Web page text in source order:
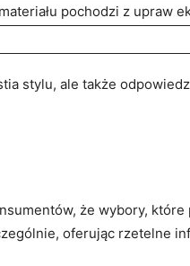
pochodzi z upraw
stylu, ale także
że wybory, które
oferując rzetelne